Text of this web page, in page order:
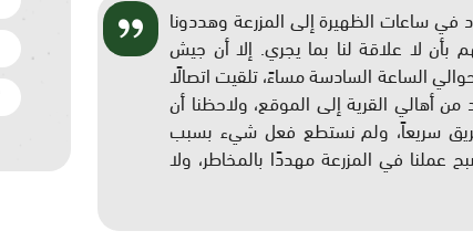
مجموعة من الجنود في ساعات الظهيرة إلى المزرعة وهددونا
بأن لا علاقة لنا بما يجري. إلا أن جيش
الساعة السادسة مساءً، تلقيت اتصالًا
أهالي القرية إلى الموقع، ولاحظنا أن
سريعاً، ولم نستطع فعل شيء بسبب
عملنا في المزرعة مهددًا بالمخاطر، ولا